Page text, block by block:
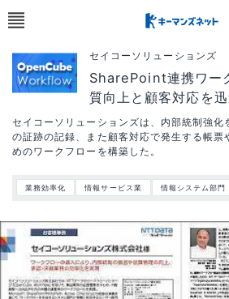
セイコーソリューションズ
SharePoint連携ワー
質向上と顧客対応を
セイコーソリューションズは、内部統制強化
の証跡の記録、また顧客対応で発生する帳票
めのワークフローを構築した。
業務効率化 情報サービス業 情報システム部門